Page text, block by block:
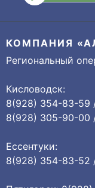
КОМПАНИЯ
Региональный
Кисловодск:
8(928) 354-83-59
8(928) 305-90-00
Ессентуки:
8(928) 354-83-52